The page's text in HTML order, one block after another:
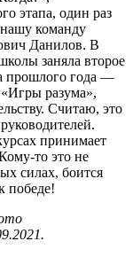
этапа, один раз
команду
Данилов. В
заняла второе
прошлого года —
разума»,
Считаю, это
принимает
то это не
силах, боится
победе!